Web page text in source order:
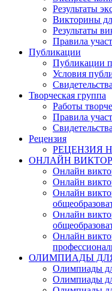
Результаты
Викторины
Результаты
Правила
Публикации
Публикации
Условия
Творческая группа
Работы
Правила
Рецензия
РЕЦЕНЗИЯ
ОНЛАЙН
Онлайн
Онлайн
Онлайн
Онлайн
Онлайн
ОЛИМПИАДЫ
Олимпиады
Олимпиады